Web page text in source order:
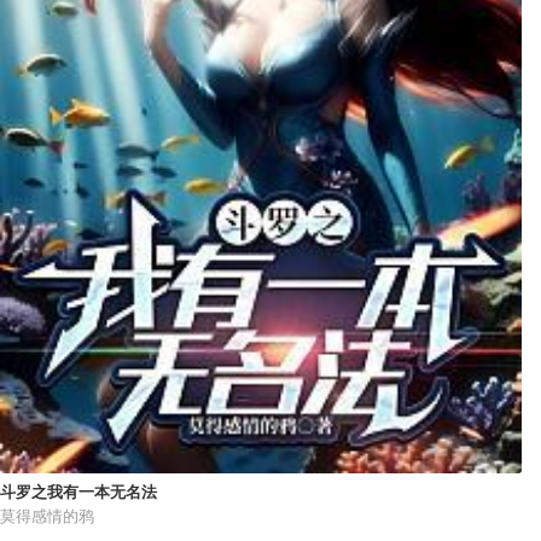
斗罗之我有一本无名法
莫得感情的鸦